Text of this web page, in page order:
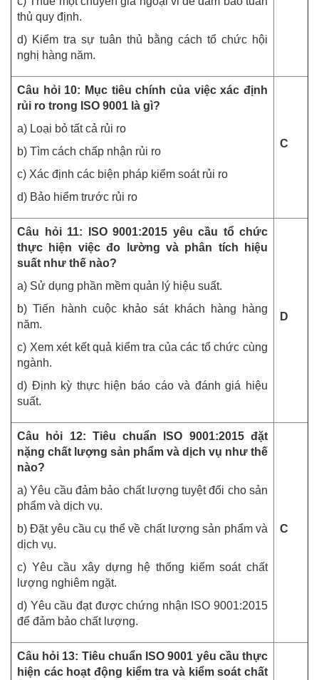
thủ quy định.
d) Kiểm tra sự tuân thủ bằng cách tổ chức hội
nghị hàng năm.
Câu hỏi 10: Mục tiêu chính của việc xác định
rủi ro trong ISO 9001 là gì?
a) Loại bỏ tất cả rủi ro
b) Tìm cách chấp nhận rủi ro
c) Xác định các biện pháp kiểm soát rủi ro
d) Bảo hiểm trước rủi ro
C
Câu hỏi 11: ISO 9001:2015 yêu cầu tổ chức
thực hiện việc đo lường và phân tích hiệu
suất như thế nào?
a) Sử dụng phần mềm quản lý hiệu suất.
b) Tiến hành cuộc khảo sát khách hàng hàng
năm.
c) Xem xét kết quả kiểm tra của các tổ chức cùng
ngành.
d) Định kỳ thực hiện báo cáo và đánh giá hiệu
suất.
D
Câu hỏi 12: Tiêu chuẩn ISO 9001:2015 đặt
nặng chất lượng sản phẩm và dịch vụ như thế
nào?
a) Yêu cầu đảm bảo chất lượng tuyệt đối cho sản
phẩm và dịch vụ.
b) Đặt yêu cầu cụ thể về chất lượng sản phẩm và
dịch vụ.
c) Yêu cầu xây dựng hệ thống kiểm soát chất
lượng nghiêm ngặt.
d) Yêu cầu đạt được chứng nhận ISO 9001:2015
để đảm bảo chất lượng.
C
Câu hỏi 13: Tiêu chuẩn ISO 9001 yêu cầu thực
hiện các hoạt động kiểm tra và kiểm soát chất